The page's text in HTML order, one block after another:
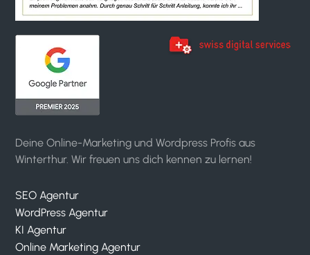
Deine Online-Marketing und Wordpress Profis aus
Winterthur. Wir freuen uns dich kennen zu lernen!
SEO Agentur
WordPress Agentur
KI Agentur
Online Marketing Agentur